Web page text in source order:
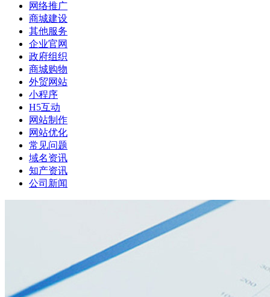
网络推广
商城建设
其他服务
企业官网
政府组织
商城购物
外贸网站
小程序
H5互动
网站制作
网站优化
常见问题
域名资讯
知产资讯
公司新闻